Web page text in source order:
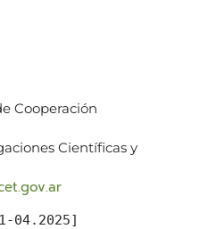
Cooperación
Científicas y
04.2025]